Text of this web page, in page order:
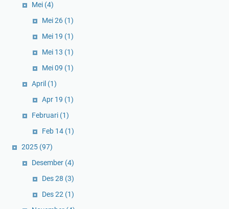
Mei (4)
Mei 26 (1)
Mei 19 (1)
Mei 13 (1)
Mei 09 (1)
April (1)
Apr 19 (1)
Februari (1)
Feb 14 (1)
2025 (97)
Desember (4)
Des 28 (3)
Des 22 (1)